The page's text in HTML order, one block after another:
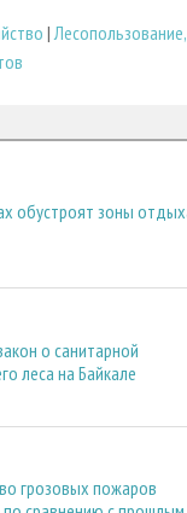
|
обустроят зоны
о санитарной
леса на Байкале
грозовых пожаров